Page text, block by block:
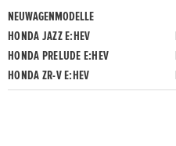
NEUWAGENMODELLE
HONDA JAZZ E:HEV
HONDA PRELUDE E:HEV
HONDA ZR-V E:HEV